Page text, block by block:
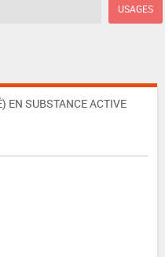
USAGES
EN SUBSTANCE ACTIVE